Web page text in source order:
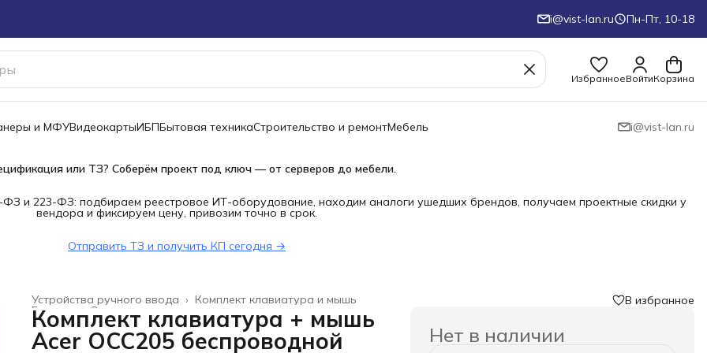
i@vist-lan.ru Пн-Пт, 10-18
ИзбранноеВойтиКорзина
и МФУВидеокартыИБПБытовая техникаСтроительство и ремонтМебель i@vist-lan.ru
или ТЗ? Соберём проект под ключ — от серверов до мебели.
и 223-ФЗ: подбираем реестровое ИТ-оборудование, находим аналоги ушедших брендов, получаем проектные скидки у
вендора и фиксируем цену, привозим точно в срок.
Отправить ТЗ и получить КП сегодня →
Комплект клавиатура и мышь
Устройства ручного ввода ›
Электроника
Главная
Комплект клавиатура + мышь
Acer OCC205 беспроводной
В избранное
Нет в наличии